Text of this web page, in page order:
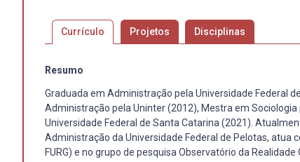
Currículo Projetos Disciplinas
Resumo
Graduada em Administração pela Universidade Federal
Administração pela Uninter (2012), Mestra em
Universidade Federal de Santa Catarina (2021).
Administração da Universidade Federal de Pelotas, atua
FURG) e no grupo de pesquisa Observatório da